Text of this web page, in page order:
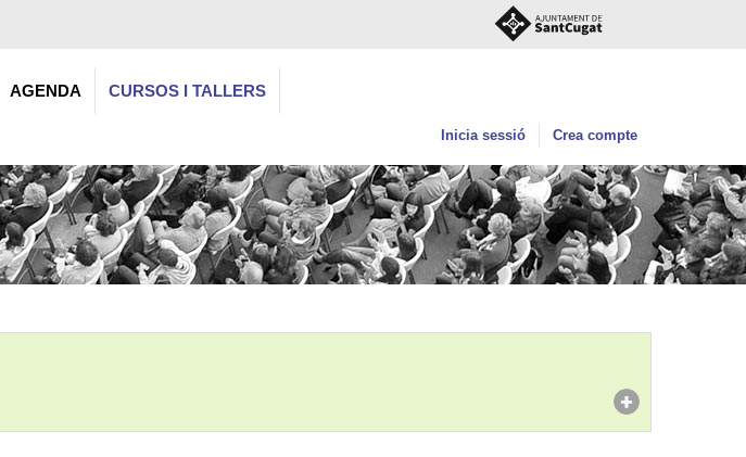
AGENDA CURSOS I TALLERS
Inicia sessió Crea compte